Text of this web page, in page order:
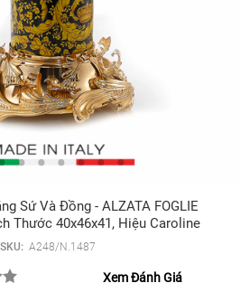
Sứ Và Đồng - ALZATA FOGLIE
Thước 40x46x41, Hiệu Caroline
SKU: A248/N.1487
Xem Đánh Giá